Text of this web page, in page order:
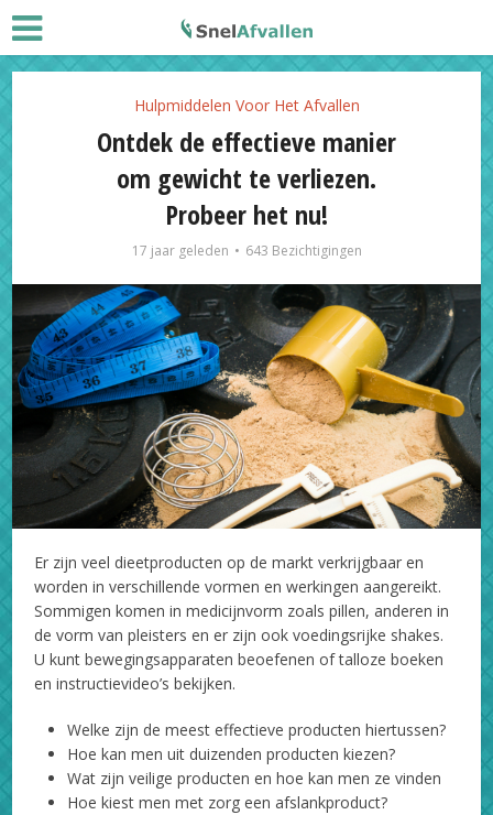
Hulpmiddelen Voor Het Afvallen
Ontdek de effectieve manier
om gewicht te verliezen.
Probeer het nu!
17 jaar geleden 643 Bezichtigingen
Er zijn veel dieetproducten op de markt verkrijgbaar en
worden in verschillende vormen en werkingen aangereikt.
Sommigen komen in medicijnvorm zoals pillen, anderen in
de vorm van pleisters en er zijn ook voedingsrijke shakes.
U kunt bewegingsapparaten beoefenen of talloze boeken
en instructievideo’s bekijken.
Welke zijn de meest effectieve producten hiertussen?
Hoe kan men uit duizenden producten kiezen?
Wat zijn veilige producten en hoe kan men ze vinden
Hoe kiest men met zorg een afslankproduct?